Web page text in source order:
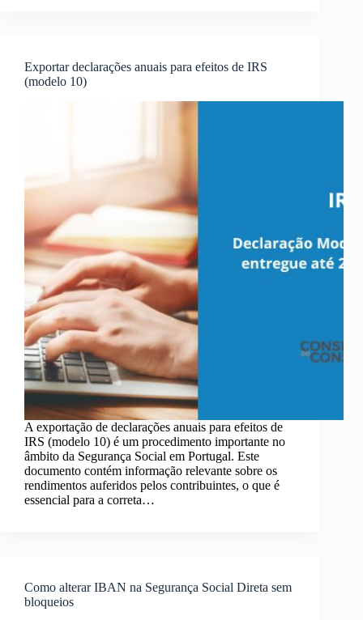
Exportar declarações anuais para efeitos de IRS
(modelo 10)
A exportação de declarações anuais para efeitos de
IRS (modelo 10) é um procedimento importante no
âmbito da Segurança Social em Portugal. Este
documento contém informação relevante sobre os
rendimentos auferidos pelos contribuintes, o que é
essencial para a correta…
Como alterar IBAN na Segurança Social Direta sem
bloqueios